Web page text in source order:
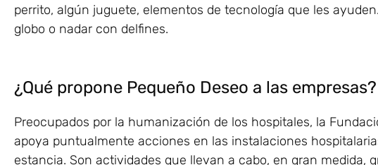
perrito, algún juguete, elementos de tecnología que les
globo o nadar con delfines.
¿Qué propone Pequeño Deseo a las empresas?
Preocupados por la humanización de los hospitales, la
apoya puntualmente acciones en las instalaciones
estancia. Son actividades que llevan a cabo, en gran medida,